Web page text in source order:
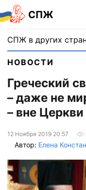
СПЖ
СПЖ в других
НОВОСТИ
Греческий
– даже не
– вне Церкви
12 Ноября 2019 20:57
Автор: Елена